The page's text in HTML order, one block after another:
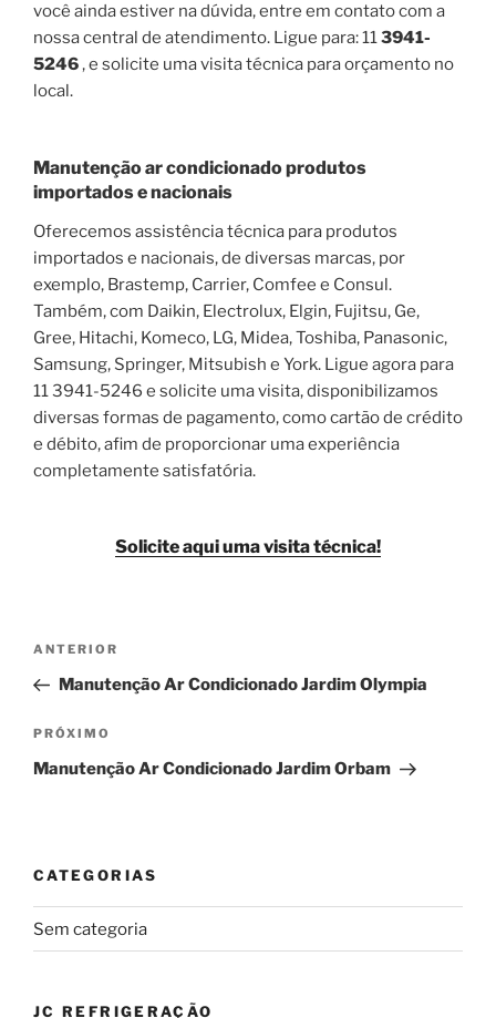
você ainda estiver na dúvida, entre em contato com a
nossa central de atendimento. Ligue para: 113941-
5246, e solicite uma visita técnica para orçamento no
local.
Manutenção ar condicionado produtos
importados e nacionais
Oferecemos assistência técnica para produtos
importados e nacionais, de diversas marcas, por
exemplo, Brastemp, Carrier, Comfee e Consul.
Também, com Daikin, Electrolux, Elgin, Fujitsu, Ge,
Gree, Hitachi, Komeco, LG, Midea, Toshiba, Panasonic,
Samsung, Springer, Mitsubish e York. Ligue agora para
11 3941-5246 e solicite uma visita, disponibilizamos
diversas formas de pagamento, como cartão de crédito
e débito, afim de proporcionar uma experiência
completamente satisfatória.
Solicite aqui uma visita técnica!
Navegação
Post
Post
anterior
ANTERIOR
Manutenção Ar Condicionado Jardim Olympia
Próximo
post
PRÓXIMO
Manutenção Ar Condicionado Jardim Orbam
CATEGORIAS
Sem categoria
JC REFRIGERAÇÃO